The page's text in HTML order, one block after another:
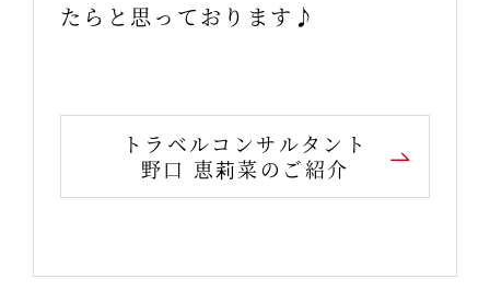
たらと思っております♪
トラベルコンサルタント
野口 恵莉菜のご紹介